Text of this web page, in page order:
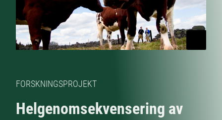
FORSKNINGSPROJEKT
Helgenomsekvensering av